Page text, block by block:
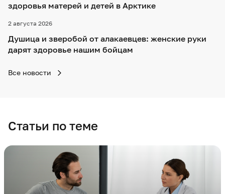
здоровья матерей и детей в Арктике
2 августа 2026
Душица и зверобой от алакаевцев: женские руки
дарят здоровье нашим бойцам
Все новости
Статьи по теме